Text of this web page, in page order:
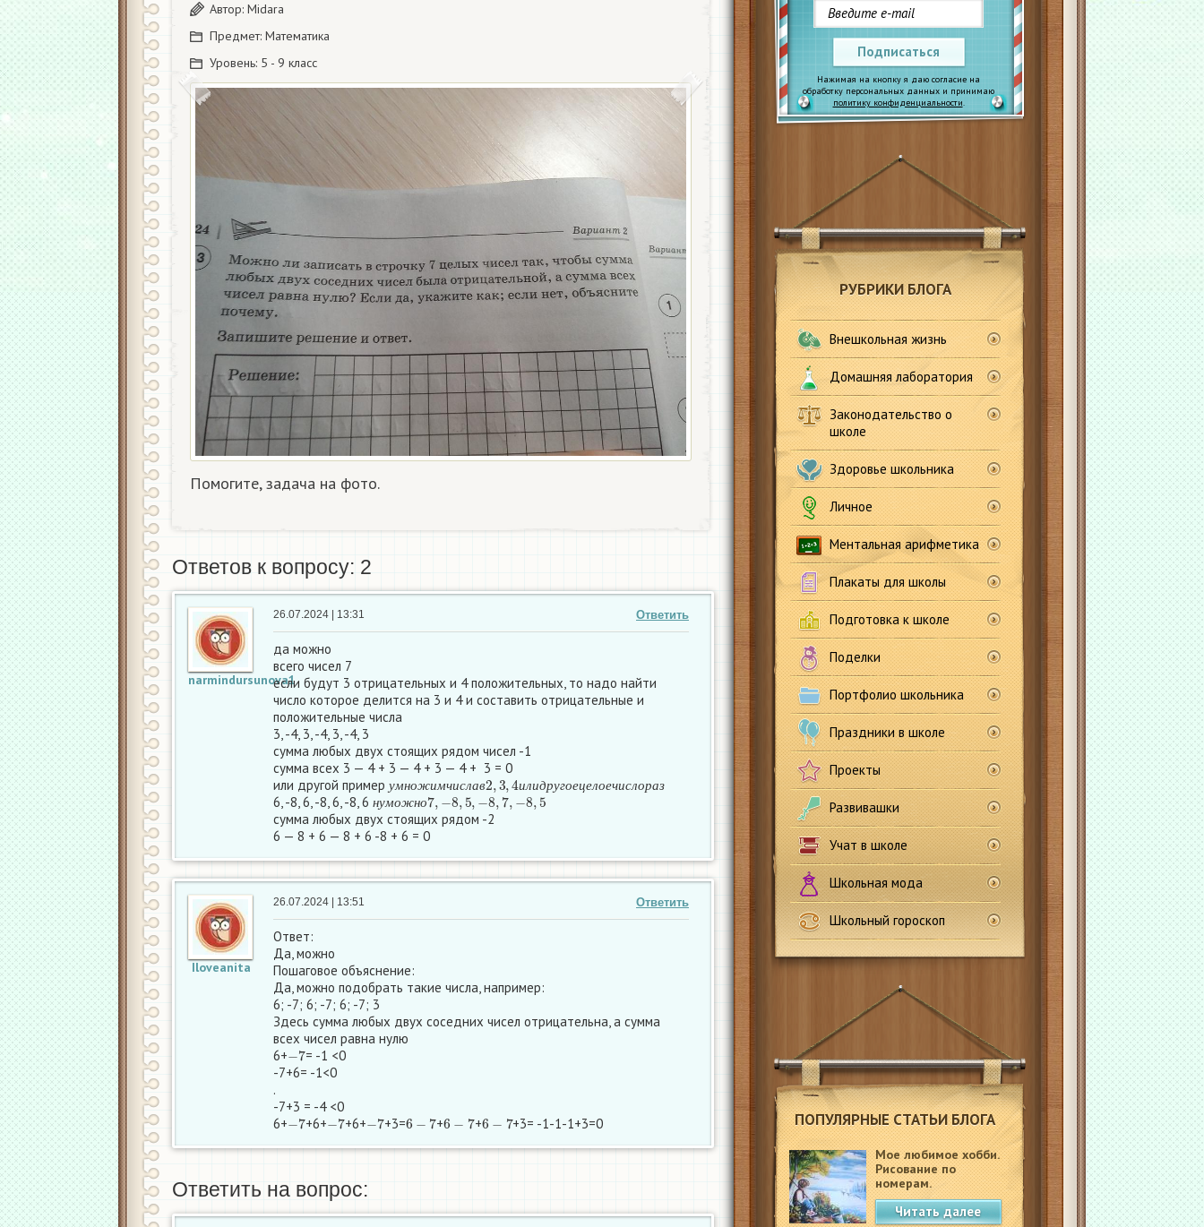
Подписаться
Нажимая на кнопку я даю согласие на
обработку персональных данных и принимаю
политику конфиденциальности.
РУБРИКИ БЛОГА
Внешкольная жизнь
Домашняя лаборатория
Законодательство о
школе
Здоровье школьника
Личное
Ментальная арифметика
Плакаты для школы
Подготовка к школе
Поделки
Портфолио школьника
Праздники в школе
Проекты
Развивашки
Учат в школе
Школьная мода
Школьный гороскоп
ПОПУЛЯРНЫЕ СТАТЬИ БЛОГА
Мое любимое хобби.
Рисование по
номерам.
Читать далее
Автор: Midara
Предмет: Математика
Уровень: 5 - 9 класс
Помогите, задача на фото.
Ответов к вопросу: 2
narmindursunova1
Ответить
26.07.2024 | 13:31
да можно
всего чисел 7
если будут 3 отрицательных и 4 положительных, то надо найти
число которое делится на 3 и 4 и составить отрицательные и
положительные числа
3, -4, 3, -4, 3, -4, 3
сумма любых двух стоящих рядом чисел -1
сумма всех 3 — 4 + 3 — 4 + 3 — 4 + 3 = 0
или другой пример у ож м л а 2, 3,4и др
6, -8, 6, -8, 6, -8, 6 нуможно7,−8,5,−8,7,−8,5
cумма любых двух стоящих рядом -2
6 — 8 + 6 — 8 + 6 -8 + 6 = 0
Iloveanita
Ответить
26.07.2024 | 13:51
Ответ:
Да, можно
Пошаговое объяснение:
Да, можно подобрать такие числа, например:
6; -7; 6; -7; 6; -7; 3
Здесь сумма любых двух соседних чисел отрицательна, а сумма
всех чисел равна нулю
6+−7 = -1 <0
-7+6= -1<0
.
-7+3 = -4 <0
6+−7 +6+ −7 +6+ 7 +3=6 +6 +6 +3= -1-1-1+3=0
Ответить на вопрос: